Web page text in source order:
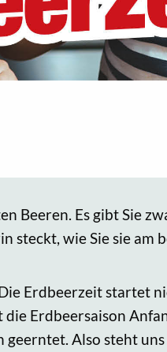
Beeren. Es gibt Sie
steckt, wie Sie sie
Erdbeerzeit startet
Erdbeersaison
Also steht